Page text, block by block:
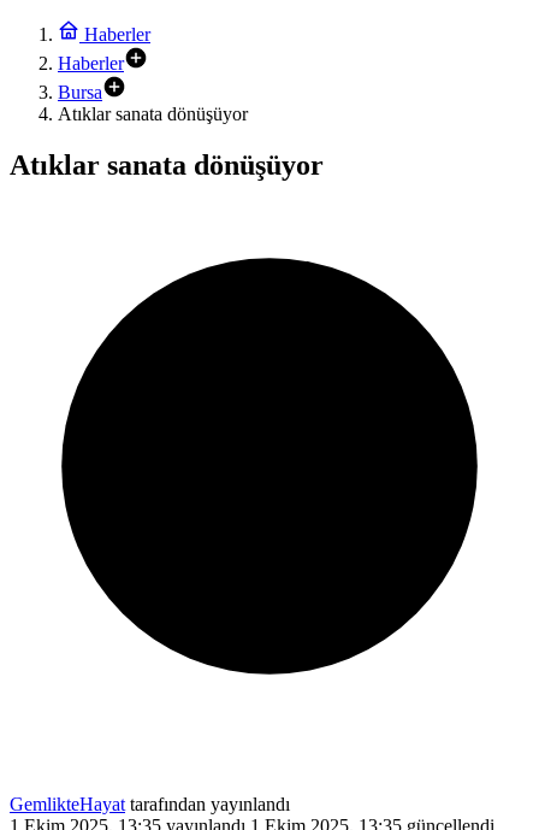
Haberler
Haberler
Bursa
Atıklar sanata dönüşüyor
Atıklar sanata dönüşüyor
GemlikteHayat tarafından yayınlandı
1 Ekim 2025, 13:35 yayınlandı 1 Ekim 2025, 13:35 güncellendi